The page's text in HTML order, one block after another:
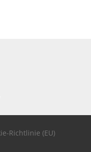
Richtlinie (EU)